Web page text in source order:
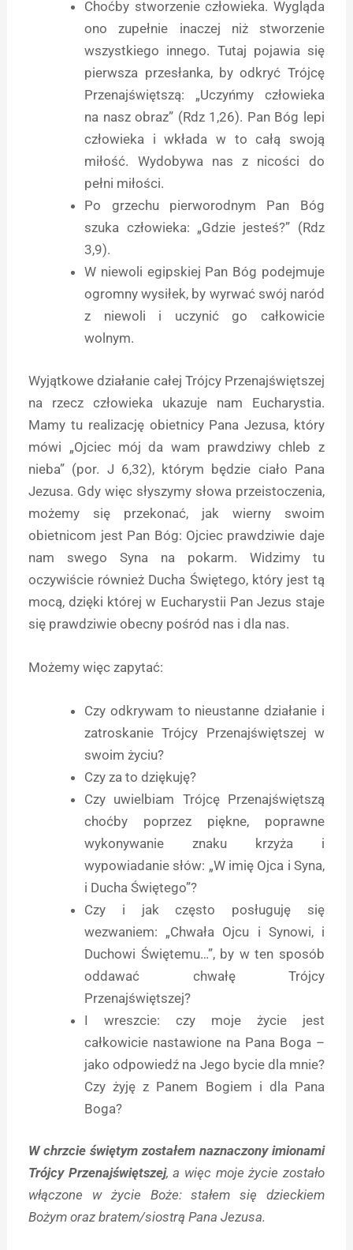
Choćby stworzenie człowieka. Wygląda
ono zupełnie inaczej niż stworzenie
wszystkiego innego. Tutaj pojawia się
pierwsza przesłanka, by odkryć Trójcę
Przenajświętszą: „Uczyńmy człowieka
na nasz obraz” (Rdz 1,26). Pan Bóg lepi
człowieka i wkłada w to całą swoją
miłość. Wydobywa nas z nicości do
pełni miłości.
Po grzechu pierworodnym Pan Bóg
szuka człowieka: „Gdzie jesteś?” (Rdz
3,9).
W niewoli egipskiej Pan Bóg podejmuje
ogromny wysiłek, by wyrwać swój naród
z niewoli i uczynić go całkowicie
wolnym.
Wyjątkowe działanie całej Trójcy Przenajświętszej
na rzecz człowieka ukazuje nam Eucharystia.
Mamy tu realizację obietnicy Pana Jezusa, który
mówi „Ojciec mój da wam prawdziwy chleb z
nieba” (por. J 6,32), którym będzie ciało Pana
Jezusa. Gdy więc słyszymy słowa przeistoczenia,
możemy się przekonać, jak wierny swoim
obietnicom jest Pan Bóg: Ojciec prawdziwie daje
nam swego Syna na pokarm. Widzimy tu
oczywiście również Ducha Świętego, który jest tą
mocą, dzięki której w Eucharystii Pan Jezus staje
się prawdziwie obecny pośród nas i dla nas.
Możemy więc zapytać:
Czy odkrywam to nieustanne działanie i
zatroskanie Trójcy Przenajświętszej w
swoim życiu?
Czy za to dziękuję?
Czy uwielbiam Trójcę Przenajświętszą
choćby poprzez piękne, poprawne
wykonywanie znaku krzyża i
wypowiadanie słów: „W imię Ojca i Syna,
i Ducha Świętego”?
Czy i jak często posługuję się
wezwaniem: „Chwała Ojcu i Synowi, i
Duchowi Świętemu…”, by w ten sposób
oddawać chwałę Trójcy
Przenajświętszej?
I wreszcie: czy moje życie jest
całkowicie nastawione na Pana Boga –
jako odpowiedź na Jego bycie dla mnie?
Czy żyję z Panem Bogiem i dla Pana
Boga?
W chrzcie świętym zostałem naznaczony imionami
Trójcy Przenajświętszej, a więc moje życie zostało
włączone w życie Boże: stałem się dzieckiem
Bożym oraz bratem/siostrą Pana Jezusa.